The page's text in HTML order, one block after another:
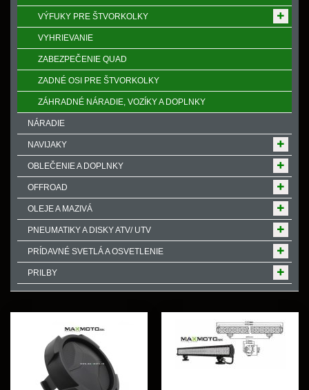
VÝFUKY PRE ŠTVORKOLKY
VYHRIEVANIE
ZABEZPEČENIE QUAD
ZADNÉ OSI PRE ŠTVORKOLKY
ZÁHRADNÉ NÁRADIE, VOZÍKY A DOPLNKY
NÁRADIE
NAVIJAKY
OBLEČENIE A DOPLNKY
OFFROAD
OLEJE A MAZIVÁ
PNEUMATIKY A DISKY ATV/ UTV
PRÍDAVNÉ SVETLÁ A OSVETLENIE
PRILBY